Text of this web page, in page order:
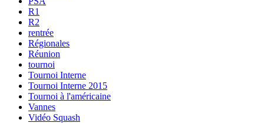
R1
R2
rentrée
Régionales
Réunion
tournoi
Tournoi Interne
Tournoi Interne 2015
Tournoi à l'américaine
Vannes
Vidéo Squash